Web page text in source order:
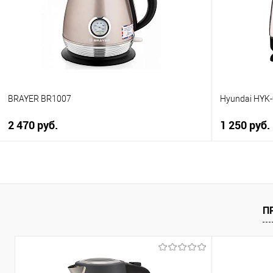
В избранное
В избранное
BRAYER BR1007
2 470 руб.
В наличии
Hyundai
1 250 руб.
К
В
В наличии